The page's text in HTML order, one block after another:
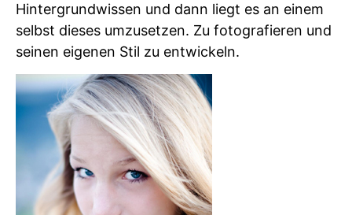
Hintergrundwissen und dann liegt es an einem
selbst dieses umzusetzen. Zu fotografieren und
seinen eigenen Stil zu entwickeln.